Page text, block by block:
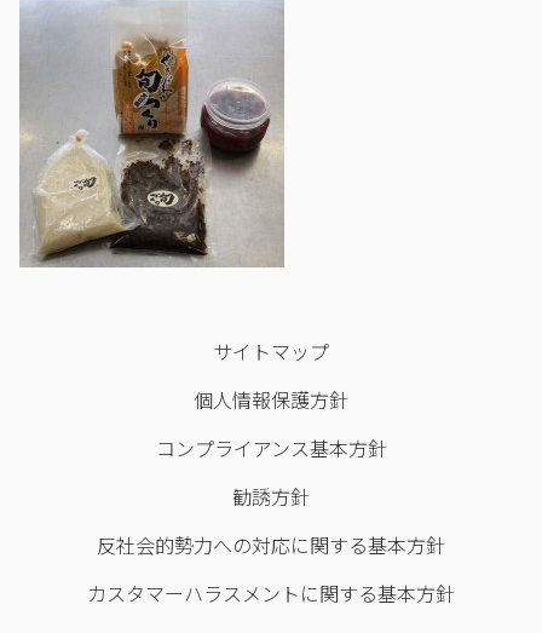
サイトマップ
個人情報保護方針
コンプライアンス基本方針
勧誘方針
反社会的勢力への対応に関する基本方針
カスタマーハラスメントに関する基本方針